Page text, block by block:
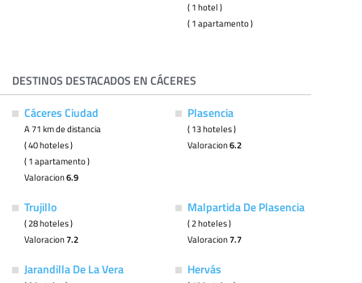
( 1 hotel )
( 1 apartamento )
DESTINOS DESTACADOS EN CÁCERES
Cáceres Ciudad
A 71 km de distancia
( 40 hoteles )
( 1 apartamento )
Valoracion6.9
Plasencia
( 13 hoteles )
Valoracion6.2
Trujillo
( 28 hoteles )
Valoracion7.2
Malpartida De Plasencia
( 2 hoteles )
Valoracion7.7
Jarandilla De La Vera Hervás